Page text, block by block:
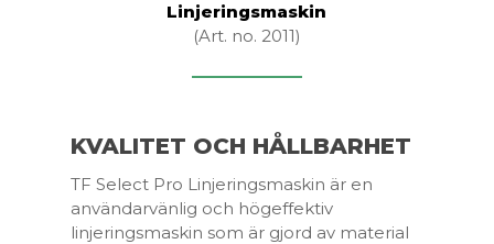
Linjeringsmaskin
(Art. no. 2011)
KVALITET OCH HÅLLBARHET
TF Select Pro Linjeringsmaskin är en
användarvänlig och högeffektiv
linjeringsmaskin som är gjord av material